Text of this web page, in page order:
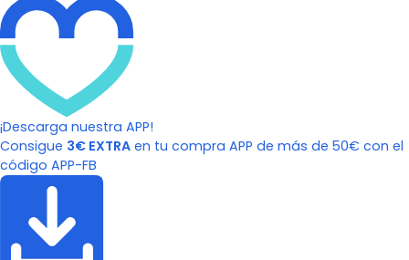
¡Descarga nuestra APP!
Consigue 3€ EXTRA en tu compra APP de más de 50€ con el
código APP-FB